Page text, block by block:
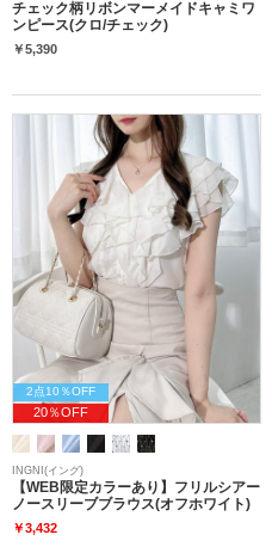
チェック柄リボンマーメイドキャミワ
ンピース(クロ/チェック)
￥5,390
2点10％OFF
20％OFF
INGNI(イング)
【WEB限定カラーあり】フリルシアー
ノースリーブブラウス(オフホワイト)
￥3,432